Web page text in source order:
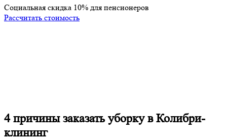
Социальная скидка 10% для пенсионеров
Рассчитать стоимость
4 причинызаказать уборку в Колибри-
клининг